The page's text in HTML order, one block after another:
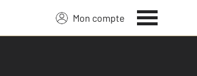
Mon compte